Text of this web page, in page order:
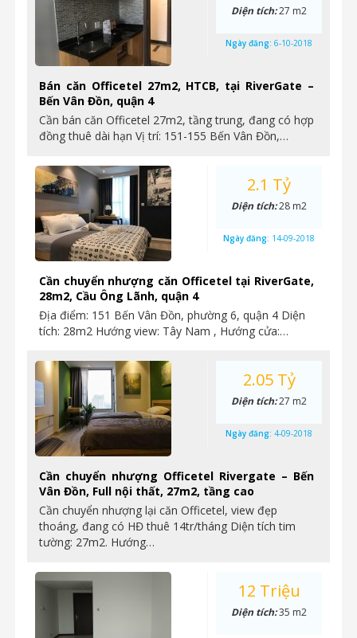
Bán căn Officetel 27m2, HTCB, tại RiverGate –
Bến Vân Đồn, quận 4
Cần bán căn Officetel 27m2, tầng trung, đang có hợp
đồng thuê dài hạn Vị trí: 151-155 Bến Vân Đồn,…
Diện tích:27 m2
Ngày đăng: 6-10-2018
Cần chuyển nhượng căn Officetel tại RiverGate,
28m2, Cầu Ông Lãnh, quận 4
Địa điểm: 151 Bến Vân Đồn, phường 6, quận 4 Diện
tích: 28m2 Hướng view: Tây Nam , Hướng cửa:…
2.1 Tỷ
Diện tích:28 m2
Ngày đăng: 14-09-2018
Cần chuyển nhượng Officetel Rivergate – Bến
Vân Đồn, Full nội thất, 27m2, tầng cao
Cần chuyển nhượng lại căn Officetel, view đẹp
thoáng, đang có HĐ thuê 14tr/tháng Diện tích tim
tường: 27m2. Hướng…
2.05 Tỷ
Diện tích:27 m2
Ngày đăng: 4-09-2018
12 Triệu
Diện tích:35 m2